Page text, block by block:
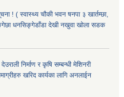
! ( स्वास्थ्य चौकी भवन षनपा ३ खार्तम्छा,
धनसिङ्गेडाँडा देखी नखुवा खोला सडक
निर्माण र कृषि सम्बन्धी मेशिनरी
खरिद कार्यका लागि अनलाईन